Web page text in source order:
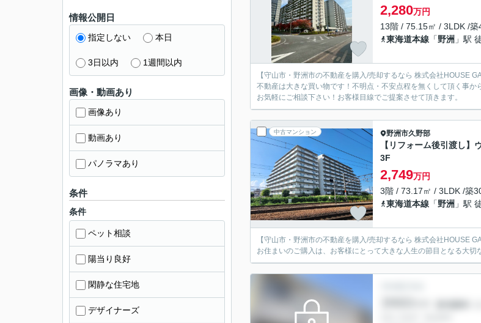
2,280万円
13階 / 75.15㎡ / 3LDK /築
東海道本線 「野洲 」駅
【守山市・野洲市の不動産を購入/売却するなら 株式会社HOUSE
不動産は大きな買い物です！不明点・不安点程を無くして頂く事か
お気軽にご相談下さい！お客様目線でご提案させて頂きます。
中古マンション 野洲市久野部
【リフォーム後引渡し
3F
2,749万円
3階 / 73.17㎡ / 3LDK /築
東海道本線 「野洲 」駅
【守山市・野洲市の不動産を購入/売却するなら 株式会社HOUSE
お住まいのご購入は、お客様にとって大きな人生の節目となる大
情報公開日
指定しない 本日
3日以内 1週間以内
画像・動画あり
画像あり
動画あり
パノラマあり
条件
条件
ペット相談
陽当り良好
閑静な住宅地
デザイナーズ